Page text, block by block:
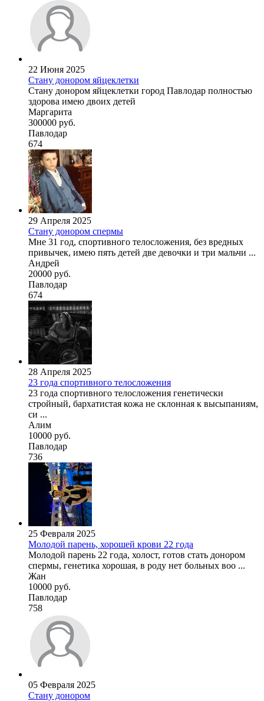
22 Июня 2025
Стану донором яйцеклетки
Стану донором яйцеклетки город Павлодар полностью
здорова имею двоих детей
Маргарита
300000 руб.
Павлодар
674
29 Апреля 2025
Стану донором спермы
Мне 31 год, спортивного телосложения, без вредных
привычек, имею пять детей две девочки и три мальчи ...
Андрей
20000 руб.
Павлодар
674
28 Апреля 2025
23 года спортивного телосложения
23 года спортивного телосложения генетически
стройный, бархатистая кожа не склонная к высыпаниям,
си ...
Алим
10000 руб.
Павлодар
736
25 Февраля 2025
Молодой парень, хорошей крови 22 года
Молодой парень 22 года, холост, готов стать донором
спермы, генетика хорошая, в роду нет больных воо ...
Жан
10000 руб.
Павлодар
758
05 Февраля 2025
Стану донором